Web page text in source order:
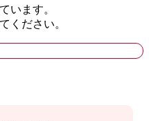
います。
ください。